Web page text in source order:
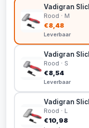
Vadigran
Rood · M
€8,48
Leverbaar
Vadigran
Rood · S
€8,54
Leverbaar
Vadigran
Rood · L
€10,98